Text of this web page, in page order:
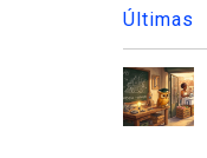
Últimas